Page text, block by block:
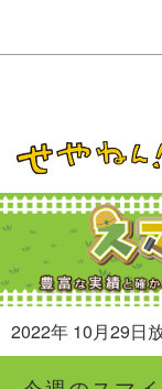
ドラマ
動画イズ
天気・防
映画
グッズ
2022年 10月29日